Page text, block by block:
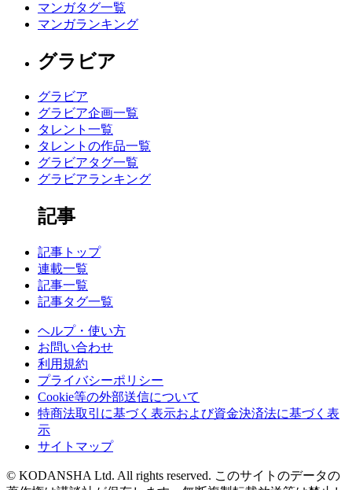
マンガタグ一覧
マンガランキング
グラビア
グラビア
グラビア企画一覧
タレント一覧
タレントの作品一覧
グラビアタグ一覧
グラビアランキング
記事
記事トップ
連載一覧
記事一覧
記事タグ一覧
ヘルプ・使い方
お問い合わせ
利用規約
プライバシーポリシー
Cookie等の外部送信について
特商法取引に基づく表示および資金決済法に基づく表
示
サイトマップ
© KODANSHA Ltd. All rights reserved. このサイトのデータの